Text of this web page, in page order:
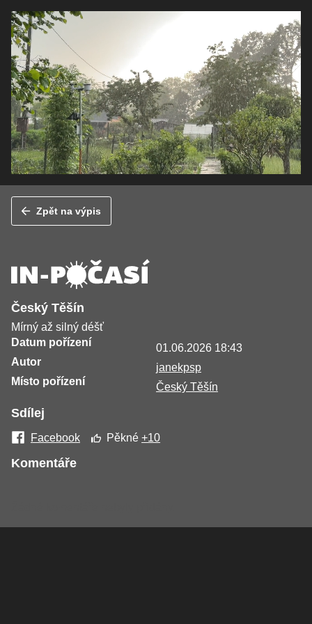
Zpět na výpis
Český Těšín
Mírný až silný déšť
Datum pořízení
01.06.2026 18:43
Autor
janekpsp
Místo pořízení
Český Těšín
Sdílej
Facebook Pěkné+10
Komentáře